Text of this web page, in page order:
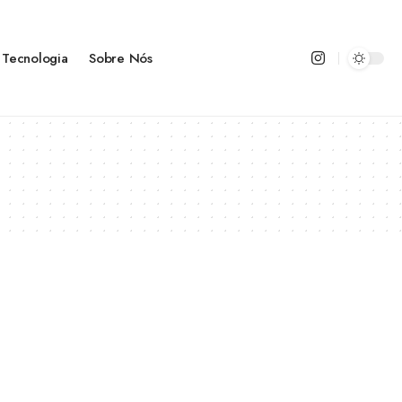
Tecnologia Sobre Nós